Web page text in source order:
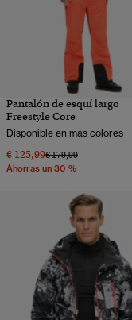
Pantalón de esquí largo
Freestyle Core
Disponible en más colores
€ 125,99Precio rebajado de
€ 179,99a
Ahorras un 30 %